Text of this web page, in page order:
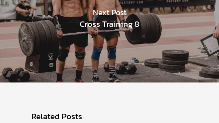
Next Post
Cross Training 8
Related Posts